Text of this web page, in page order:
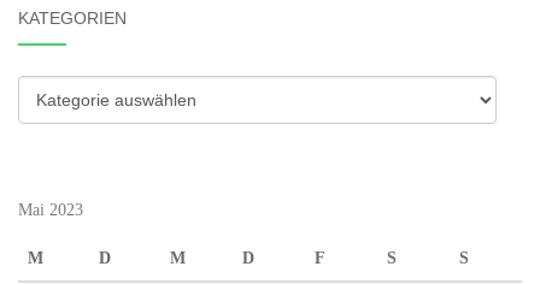
KATEGORIEN
Kategorien
Mai 2023
M D M D F S S